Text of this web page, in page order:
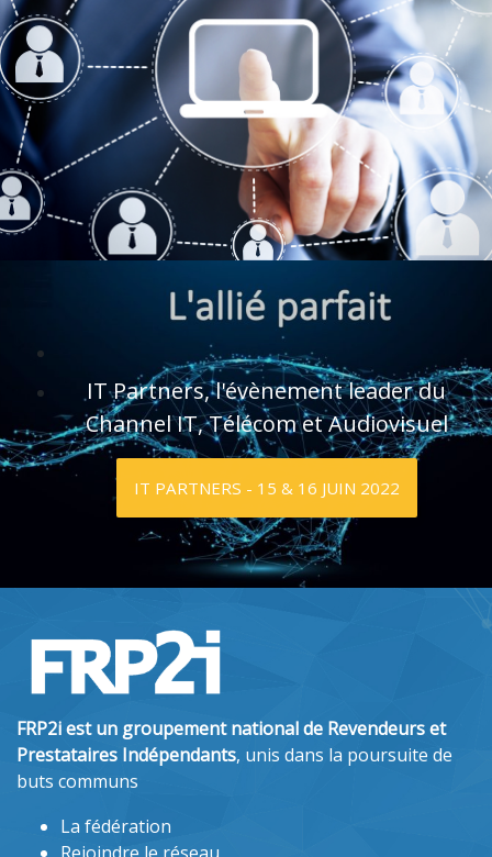
IT Partners, l'évènement leader du
Channel IT, Télécom et Audiovisuel
IT PARTNERS - 15 & 16 JUIN 2022